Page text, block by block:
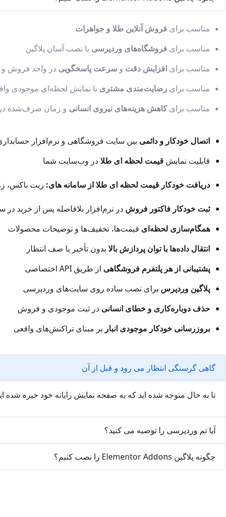
مناسب برای فروش آنلاین طلا و جواهرات
مناسب برای فروشگاه‌های وردپرسی با نصب آسان پلاگین
مناسب برای افزایش دقت و سرعت پاسخگویی در واحد فروش و
مناسب برای رضایت‌مندی مشتری با نمایش لحظه‌ای موجودی
مناسب برایکاهش هزینه‌های نیروی انسانی و زمان صرف‌شده
اتصال خودکار و دائمی بین سایت فروشگاهی و نرم‌افزار
قابلیت نمایش قیمت لحظه ای طلادر وب‌سایت شما
دریافت خودکار قیمت لحظه ای طلا از سامانه های: ریت باکس،
ثبت خودکار فاکتور فروش در نرم‌افزار بلافاصله پس از خرید در
همگام‌سازی لحظه‌ای قیمت‌ها، تخفیف‌ها و توضیحات محصولات
انتقال داده‌ها با توان پردازش بالا بدون تأخیر یا صف انتظار
پشتیبانی از هر پلتفرم فروشگاهی از طریق API اختصاصی
پلاگین وردپرس برای نصب ساده روی سایت‌های وردپرسی
حذف دوباره‌کاری و خطای انسانی در ثبت موجودی و فروش
بروزرسانی خودکار موجودی انبار بر مبنای تراکنش‌های واقعی
گاهی گرسنگی انتظار می رود و قبل از آن
تا به حال متوجه شده اید که به صفحه نمایش رایانه خود خیره
آیا تم وردپرسی را توصیه می کنید؟
چگونه پلاگین Elementor Addons را نصب کنیم؟